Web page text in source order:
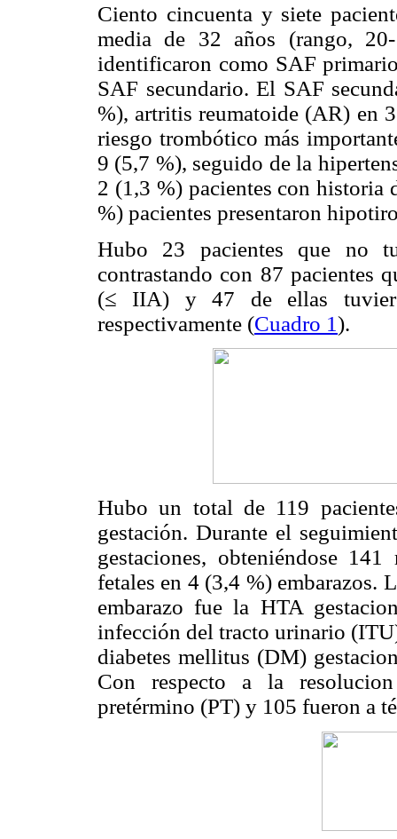
Ciento cincuenta y siete
media de 32 años (rango,
identificaron como SAF
SAF secundario. El SAF
%), artritis reumatoide (AR) en
riesgo trombótico más
9 (5,7 %), seguido de la
2 (1,3 %) pacientes con historia
%) pacientes presentaron
Hubo 23 pacientes que no
contrastando con 87 pacientes
(≤ IIA) y 47 de ellas
respectivamente (Cuadro 1).
Hubo un total de 119
gestación. Durante el
gestaciones, obteniéndose
fetales en 4 (3,4 %) embarazos.
embarazo fue la HTA
infección del tracto urinario
diabetes mellitus (DM)
Con respecto a la
pretérmino (PT) y 105 fueron a